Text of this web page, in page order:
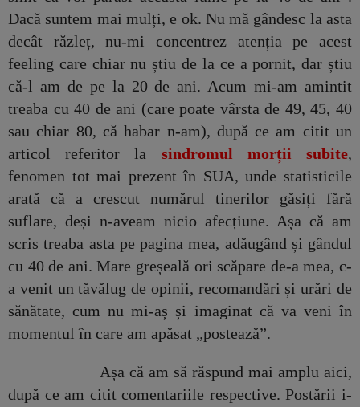
Dacă suntem mai mulți, e ok. Nu mă gândesc la asta
decât răzleț, nu-mi concentrez atenția pe acest
feeling care chiar nu știu de la ce a pornit, dar știu
că-l am de pe la 20 de ani. Acum mi-am amintit
treaba cu 40 de ani (care poate vârsta de 49, 45, 40
sau chiar 80, că habar n-am), după ce am citit un
articol referitor la sindromul morții subite,
fenomen tot mai prezent în SUA, unde statisticile
arată că a crescut numărul tinerilor găsiți fără
suflare, deși n-aveam nicio afecțiune. Așa că am
scris treaba asta pe pagina mea, adăugând și gândul
cu 40 de ani. Mare greșeală ori scăpare de-a mea, c-
a venit un tăvălug de opinii, recomandări și urări de
sănătate, cum nu mi-aș și imaginat că va veni în
momentul în care am apăsat „postează”.
Așa că am să răspund mai amplu aici,
după ce am citit comentariile respective. Postării i-